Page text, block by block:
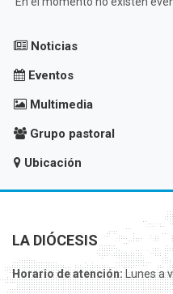
Noticias
Eventos
Multimedia
Grupo pastoral
Ubicación
LA DIÓCESIS
Horario de atención:Lunes a